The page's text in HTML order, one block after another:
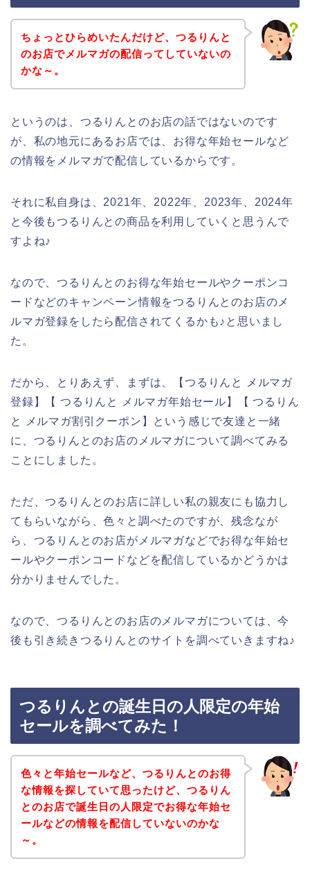
ちょっとひらめいたんだけど、つるりんと
のお店でメルマガの配信ってしていないの
かな～。
というのは、つるりんとのお店の話ではないのです
が、私の地元にあるお店では、お得な年始セールなど
の情報をメルマガで配信しているからです。
それに私自身は、2021年、2022年、2023年、2024年
と今後もつるりんとの商品を利用していくと思うんで
すよね♪
なので、つるりんとのお得な年始セールやクーポンコ
ードなどのキャンペーン情報をつるりんとのお店のメ
ルマガ登録をしたら配信されてくるかも♪と思いまし
た。
だから、とりあえず、まずは、【つるりんと メルマガ
登録】【 つるりんと メルマガ年始セール】【 つるりん
と メルマガ割引クーポン】という感じで友達と一緒
に、つるりんとのお店のメルマガについて調べてみる
ことにしました。
ただ、つるりんとのお店に詳しい私の親友にも協力し
てもらいながら、色々と調べたのですが、残念なが
ら、つるりんとのお店がメルマガなどでお得な年始セ
ールやクーポンコードなどを配信しているかどうかは
分かりませんでした。
なので、つるりんとのお店のメルマガについては、今
後も引き続きつるりんとのサイトを調べていきますね♪
つるりんとの誕生日の人限定の年始
セールを調べてみた！
色々と年始セールなど、つるりんとのお得
な情報を探していて思ったけど、つるりん
とのお店で誕生日の人限定でお得な年始セ
ールなどの情報を配信していないのかな
～。